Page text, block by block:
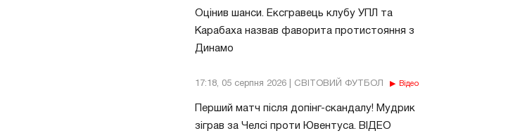
Оцінив шанси. Ексгравець клубу УПЛ та
Карабаха назвав фаворита протистояння з
Динамо
17:18, 05 серпня 2026 | СВІТОВИЙ ФУТБОЛ Відео
Перший матч після допінг-скандалу! Мудрик
зіграв за Челсі проти Ювентуса. ВІДЕО